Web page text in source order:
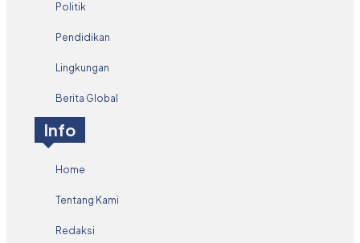
Politik
Pendidikan
Lingkungan
Berita Global
Info
Home
Tentang Kami
Redaksi